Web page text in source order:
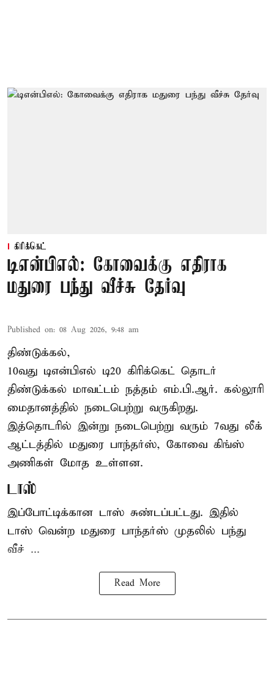
கிரிக்கெட்
டிஎன்பிஎல்: கோவைக்கு எதிராக
மதுரை பந்து வீச்சு தேர்வு
Published on: 08 Aug 2026, 9:48 am
திண்டுக்கல்,
10வது டிஎன்பிஎல் டி20 கிரிக்கெட் தொடர்
திண்டுக்கல் மாவட்டம் நத்தம் எம்.பி.ஆர். கல்லூரி
மைதானத்தில் நடைபெற்று வருகிறது.
இத்தொடரில் இன்று நடைபெற்று வரும் 7வது லீக்
ஆட்டத்தில் மதுரை பாந்தர்ஸ், கோவை கிங்ஸ்
அணிகள் மோத உள்ளன.
டாஸ்
இப்போட்டிக்கான டாஸ் சுண்டப்பட்டது. இதில்
டாஸ் வென்ற மதுரை பாந்தர்ஸ் முதலில் பந்து
வீச் ...
Read More